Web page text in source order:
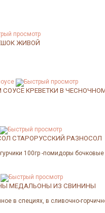
ЖИВОЙ
СОУСЕКРЕВЕТКИ В
СТАРОРУССКИЙ РАЗНОСОЛ
100гр -помидоры
МЕДАЛЬОНЫ ИЗ СВИНИНЫ
в специях, в сливочно-